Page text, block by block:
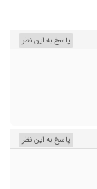
پاسخ به این نظر
پاسخ به این نظر